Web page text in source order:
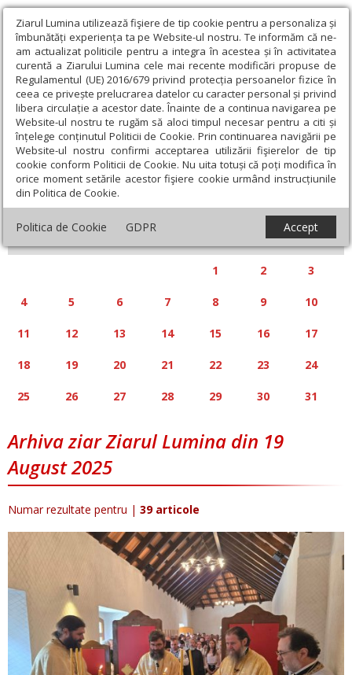
Ziarul Lumina utilizează fişiere de tip cookie pentru a personaliza și
îmbunătăți experiența ta pe Website-ul nostru. Te informăm că ne-
am actualizat politicile pentru a integra în acestea și în activitatea
curentă a Ziarului Lumina cele mai recente modificări propuse de
Regulamentul (UE) 2016/679 privind protecția persoanelor fizice în
ceea ce privește prelucrarea datelor cu caracter personal și privind
libera circulație a acestor date. Înainte de a continua navigarea pe
Website-ul nostru te rugăm să aloci timpul necesar pentru a citi și
înțelege conținutul Politicii de Cookie. Prin continuarea navigării pe
Website-ul nostru confirmi acceptarea utilizării fişierelor de tip
cookie conform Politicii de Cookie. Nu uita totuși că poți modifica în
orice moment setările acestor fişiere cookie urmând instrucțiunile
din Politica de Cookie.
Politica de Cookie GDPR Accept
Calendar articole
« »
AUGUST 2025
S D
1 2 3
4 5 6 7 8 9 10
11 12 13 14 15 16 17
18 19 20 21 22 23 24
25 26 27 28 29 30 31
Arhiva ziar Ziarul Lumina din 19
August 2025
Numar rezultate pentru | 39 articole